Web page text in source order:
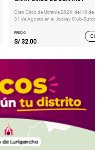
Gran Circo de Ucrania 2026: del 10 de
31 de Agosto en el Jockey Club-Surco
PRECIO
S/ 32.00